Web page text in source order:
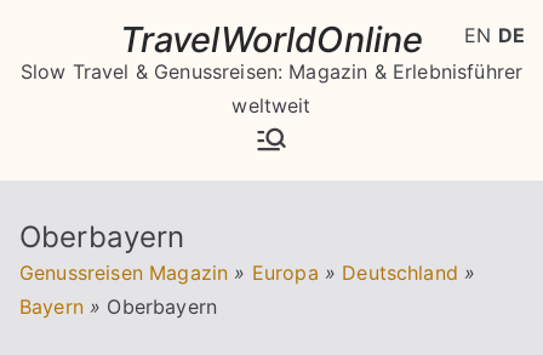
springen
TravelWorldOnline
Slow Travel & Genussreisen: Magazin & Erlebnisführer
weltweit
Oberbayern
Genussreisen Magazin » Europa » Deutschland »
Bayern » Oberbayern
EN DE